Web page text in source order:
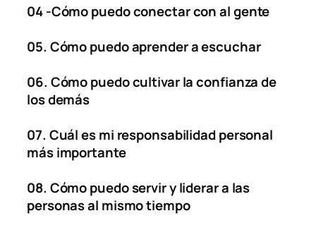
04 -Cómo puedo conectar con al gente
05. Cómo puedo aprender a escuchar
06. Cómo puedo cultivar la confianza de
los demás
07. Cuál es mi responsabilidad personal
más importante
08. Cómo puedo servir y liderar a las
personas al mismo tiempo